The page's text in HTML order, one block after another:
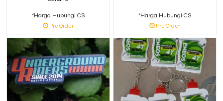
*Harga Hubungi CS
Pre Order
*Harga Hubungi CS
Pre Order